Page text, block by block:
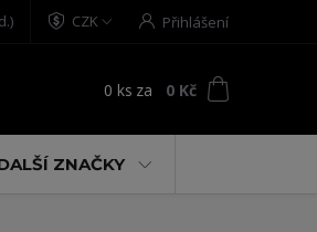
CZK Přihlášení
0 ks za 0 Kč
ZNAČKY